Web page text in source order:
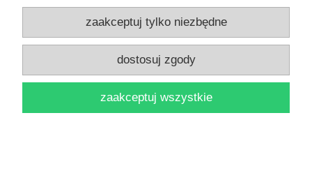
urodzin / Janusz Tondel (red. nauk.)
49,90 zł
zaakceptuj tylko niezbędne
dostosuj zgody
zaakceptuj wszystkie